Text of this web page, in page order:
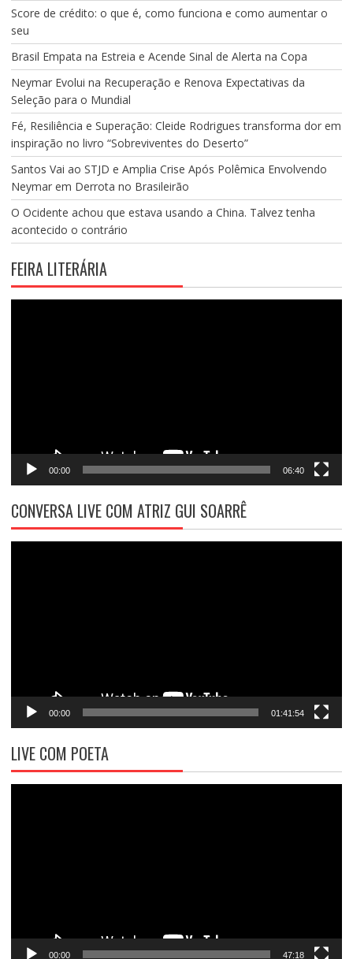
Score de crédito: o que é, como funciona e como aumentar o
seu
Brasil Empata na Estreia e Acende Sinal de Alerta na Copa
Neymar Evolui na Recuperação e Renova Expectativas da
Seleção para o Mundial
Fé, Resiliência e Superação: Cleide Rodrigues transforma dor em
inspiração no livro “Sobreviventes do Deserto”
Santos Vai ao STJD e Amplia Crise Após Polêmica Envolvendo
Neymar em Derrota no Brasileirão
O Ocidente achou que estava usando a China. Talvez tenha
acontecido o contrário
FEIRA LITERÁRIA
00:00 06:40
CONVERSA LIVE COM ATRIZ GUI SOARRÊ
00:00 01:41:54
LIVE COM POETA
00:00 47:18